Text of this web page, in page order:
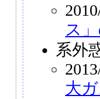
ス
系外
大